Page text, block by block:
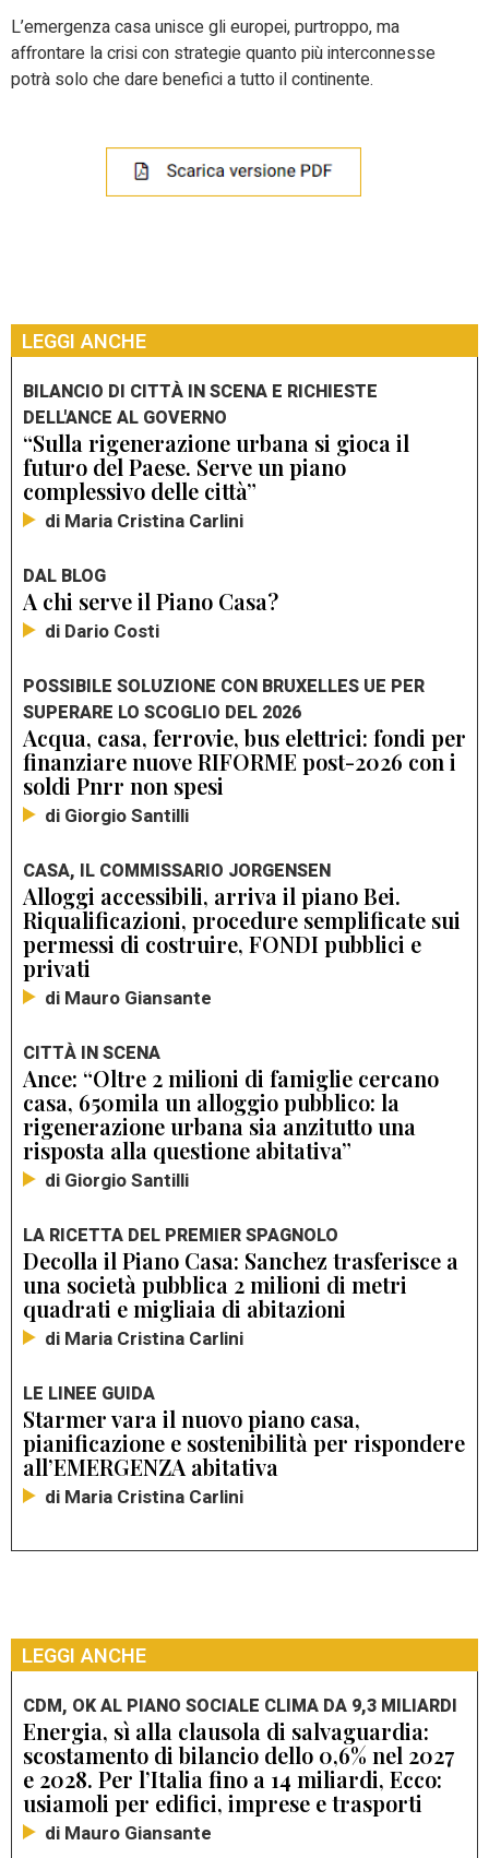
L’emergenza casa unisce gli europei, purtroppo, ma
affrontare la crisi con strategie quanto più interconnesse
potrà solo che dare benefici a tutto il continente.
LEGGI ANCHE
BILANCIO DI CITTÀ IN SCENA E RICHIESTE
DELL'ANCE AL GOVERNO
“Sulla rigenerazione urbana si gioca il
futuro del Paese. Serve un piano
complessivo delle città”
di Maria Cristina Carlini
DAL BLOG
A chi serve il Piano Casa?
di Dario Costi
POSSIBILE SOLUZIONE CON BRUXELLES UE PER
SUPERARE LO SCOGLIO DEL 2026
Acqua, casa, ferrovie, bus elettrici: fondi per
finanziare nuove RIFORME post-2026 con i
soldi Pnrr non spesi
di Giorgio Santilli
CASA, IL COMMISSARIO JORGENSEN
Alloggi accessibili, arriva il piano Bei.
Riqualificazioni, procedure semplificate sui
permessi di costruire, FONDI pubblici e
privati
di Mauro Giansante
CITTÀ IN SCENA
Ance: “Oltre 2 milioni di famiglie cercano
casa, 650mila un alloggio pubblico: la
rigenerazione urbana sia anzitutto una
risposta alla questione abitativa”
di Giorgio Santilli
LA RICETTA DEL PREMIER SPAGNOLO
Decolla il Piano Casa: Sanchez trasferisce a
una società pubblica 2 milioni di metri
quadrati e migliaia di abitazioni
di Maria Cristina Carlini
LE LINEE GUIDA
Starmer vara il nuovo piano casa,
pianificazione e sostenibilità per rispondere
all’EMERGENZA abitativa
di Maria Cristina Carlini
LEGGI ANCHE
CDM, OK AL PIANO SOCIALE CLIMA DA 9,3 MILIARDI
Energia, sì alla clausola di salvaguardia:
scostamento di bilancio dello 0,6% nel 2027
e 2028. Per l’Italia fino a 14 miliardi, Ecco:
usiamoli per edifici, imprese e trasporti
di Mauro Giansante